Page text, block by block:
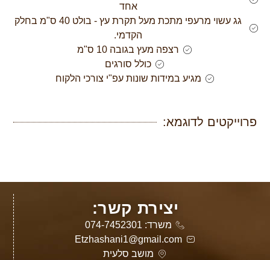
אחד
גג עשוי מרעפי מתכת מעל תקרת עץ - בולט 40 ס"מ בחלק
הקדמי.
רצפה מעץ בגובה 10 ס"מ
כולל סורגים
מגיע במידות שונות עפ"י צורכי הלקוח
פרוייקטים לדוגמא:
יצירת קשר:
משרד: 074-7452301
Etzhashani1@gmail.com
מושב סלעית